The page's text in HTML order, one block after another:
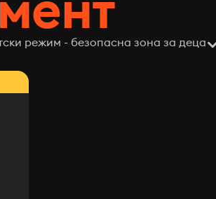
режим - безопасна зона за деца